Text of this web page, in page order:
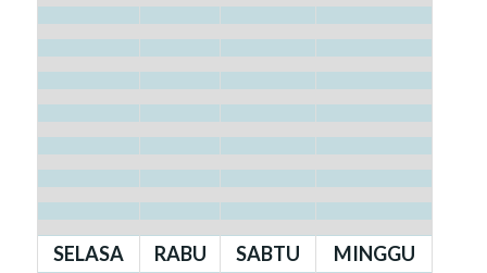
SELASA RABU SABTU MINGGU